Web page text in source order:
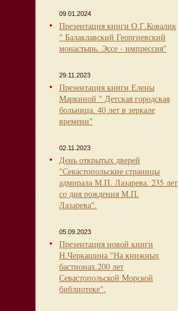
09.01.2024
Презентация книги О.Г.Ковалик
" Балаклавский Георгиевский
монастырь. Эссе - импрессия"
29.11.2023
Презентация книги Елены
Маркиной " Детская городская
больница. 40 лет в зеркале
времени"
02.11.2023
День открытых дверей
"Севастопольские страницы
адмирала М.П. Лазарева. 235 лет
со дня рождения М.П.
Лазарева".
05.09.2023
Презентация новой книги
Н.Черкашина "На книжных
бастионах.200 лет
Севастопольской Морской
библиотеке".